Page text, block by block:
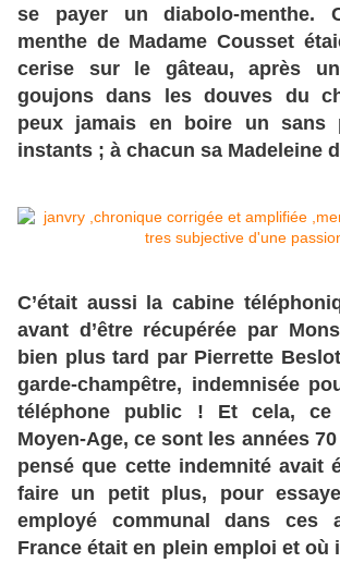
se payer un diabolo-menthe.
menthe de Madame Cousset
cerise sur le gâteau, après
goujons dans les douves du
peux jamais en boire un sans
instants ; à chacun sa Madeleine
C’était aussi la cabine
avant d’être récupérée par
bien plus tard par Pierrette
garde-champêtre, indemnisée
téléphone public ! Et cela, ce
Moyen-Age, ce sont les années
pensé que cette indemnité avait
faire un petit plus, pour
employé communal dans ces
France était en plein emploi et où